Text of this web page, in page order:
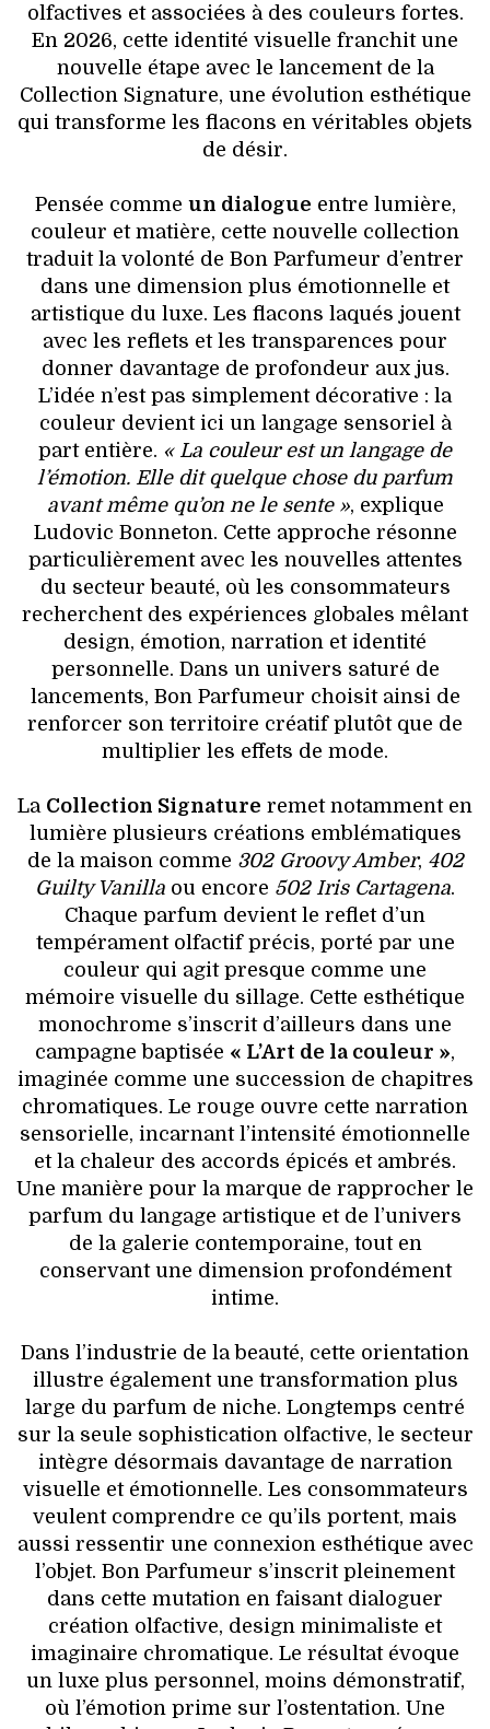
olfactives et associées à des couleurs fortes.
En 2026, cette identité visuelle franchit une
nouvelle étape avec le lancement de la
Collection Signature, une évolution esthétique
qui transforme les flacons en véritables objets
de désir.
Pensée comme un dialogue entre lumière,
couleur et matière, cette nouvelle collection
traduit la volonté de Bon Parfumeur d’entrer
dans une dimension plus émotionnelle et
artistique du luxe. Les flacons laqués jouent
avec les reflets et les transparences pour
donner davantage de profondeur aux jus.
L’idée n’est pas simplement décorative : la
couleur devient ici un langage sensoriel à
part entière. « La couleur est un langage de
l’émotion. Elle dit quelque chose du parfum
avant même qu’on ne le sente », explique
Ludovic Bonneton. Cette approche résonne
particulièrement avec les nouvelles attentes
du secteur beauté, où les consommateurs
recherchent des expériences globales mêlant
design, émotion, narration et identité
personnelle. Dans un univers saturé de
lancements, Bon Parfumeur choisit ainsi de
renforcer son territoire créatif plutôt que de
multiplier les effets de mode.
La Collection Signature remet notamment en
lumière plusieurs créations emblématiques
de la maison comme 302 Groovy Amber, 402
Guilty Vanilla ou encore 502 Iris Cartagena.
Chaque parfum devient le reflet d’un
tempérament olfactif précis, porté par une
couleur qui agit presque comme une
mémoire visuelle du sillage. Cette esthétique
monochrome s’inscrit d’ailleurs dans une
campagne baptisée « L’Art de la couleur »,
imaginée comme une succession de chapitres
chromatiques. Le rouge ouvre cette narration
sensorielle, incarnant l’intensité émotionnelle
et la chaleur des accords épicés et ambrés.
Une manière pour la marque de rapprocher le
parfum du langage artistique et de l’univers
de la galerie contemporaine, tout en
conservant une dimension profondément
intime.
Dans l’industrie de la beauté, cette orientation
illustre également une transformation plus
large du parfum de niche. Longtemps centré
sur la seule sophistication olfactive, le secteur
intègre désormais davantage de narration
visuelle et émotionnelle. Les consommateurs
veulent comprendre ce qu’ils portent, mais
aussi ressentir une connexion esthétique avec
l’objet. Bon Parfumeur s’inscrit pleinement
dans cette mutation en faisant dialoguer
création olfactive, design minimaliste et
imaginaire chromatique. Le résultat évoque
un luxe plus personnel, moins démonstratif,
où l’émotion prime sur l’ostentation. Une